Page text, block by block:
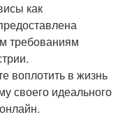
как
требованиям
воплотить в жизнь
своего идеального